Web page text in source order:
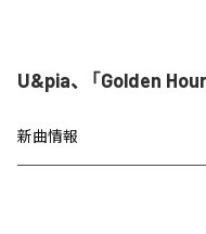
U&pia、「Golden
新曲情報